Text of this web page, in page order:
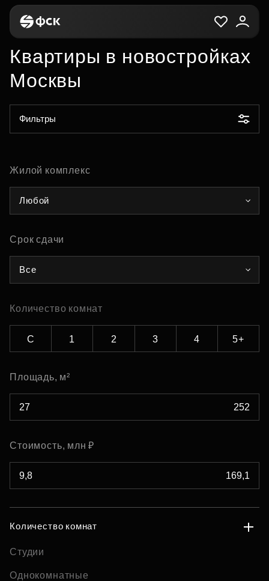
Квартиры в новостройках
Москвы
Фильтры
Жилой комплекс
Любой
Срок сдачи
Все
Количество комнат
С 1 2 3 4 5+
Площадь, м²
Стоимость, млн ₽
Количество комнат
Студии
Однокомнатные